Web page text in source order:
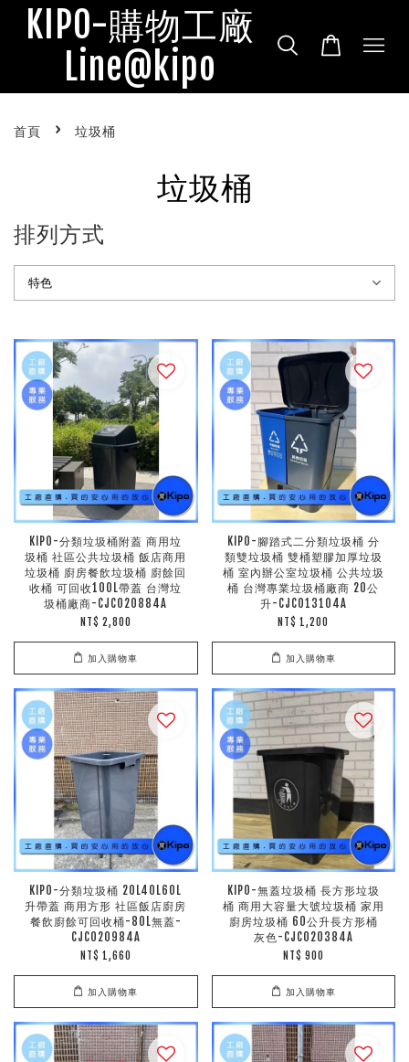
KIPO-購物工廠
Line@kipo
首頁 › 垃圾桶
垃圾桶
排列方式
KIPO-分類垃圾桶附蓋 商用垃
圾桶 社區公共垃圾桶 飯店商用
垃圾桶 廚房餐飲垃圾桶 廚餘回
收桶 可回收100L帶蓋 台灣垃
圾桶廠商-CJC020884A
NT$ 2,800
加入購物車
KIPO-腳踏式二分類垃圾桶 分
類雙垃圾桶 雙桶塑膠加厚垃圾
桶 室內辦公室垃圾桶 公共垃圾
桶 台灣專業垃圾桶廠商 20公
升-CJC013104A
NT$ 1,200
加入購物車
KIPO-分類垃圾桶 20L40L60L
升帶蓋 商用方形 社區飯店廚房
餐飲廚餘可回收桶-80L無蓋-
CJC020984A
NT$ 1,660
加入購物車
KIPO-無蓋垃圾桶 長方形垃圾
桶 商用大容量大號垃圾桶 家用
廚房垃圾桶 60公升長方形桶
灰色-CJC020384A
NT$ 900
加入購物車